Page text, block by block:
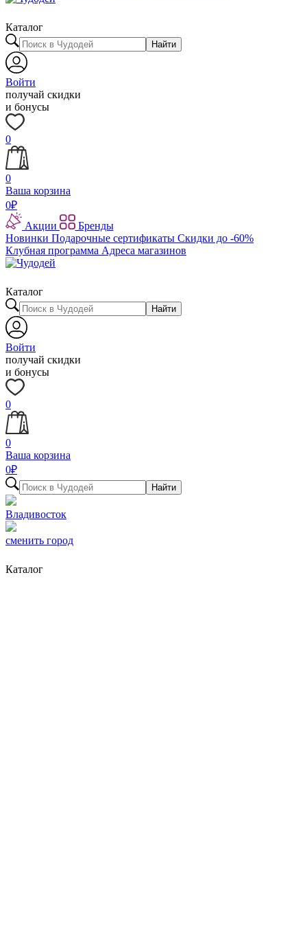
Каталог
Найти
Войти
получай скидки
и бонусы
0
0
Ваша корзина
0₽
Акции
Бренды
Новинки Подарочные сертификаты Скидки до -60%
Клубная программа Адреса магазинов
Каталог
Найти
Войти
получай скидки
и бонусы
0
0
Ваша корзина
0₽
Найти
Владивосток
сменить город
Каталог